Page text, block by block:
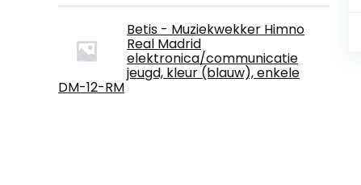
Betis - Muziekwekker Himno
Real Madrid
elektronica/communicatie
jeugd, kleur (blauw), enkele
DM-12-RM